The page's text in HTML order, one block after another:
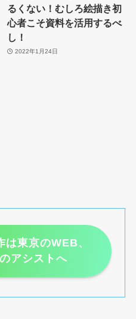
るくない！むしろ絵描き初
心者こそ資料を活用するべ
し！
2022年1月24日
東京のWEB、
アシストへ